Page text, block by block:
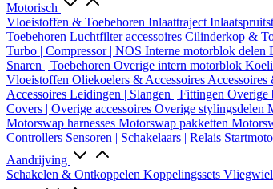
Motorisch
Vloeistoffen & Toebehoren Inlaattraject
Toebehoren Luchtfilter accessoires Cilinderkop &
Turbo | Compressor | NOS Interne motorblok delen
Snaren | Toebehoren Overige intern motorblok
Vloeistoffen Oliekoelers & Accessoires
Accessoires Leidingen | Slangen | Fittingen Overige
Covers | Overige accessoires Overige stylingsdelen
Motorswap harnesses Motorswap pakketten
Controllers Sensoren | Schakelaars | Relais
Aandrijving
Schakelen & Ontkoppelen Koppelingssets